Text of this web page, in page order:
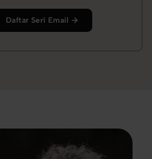
Daftar Seri Email